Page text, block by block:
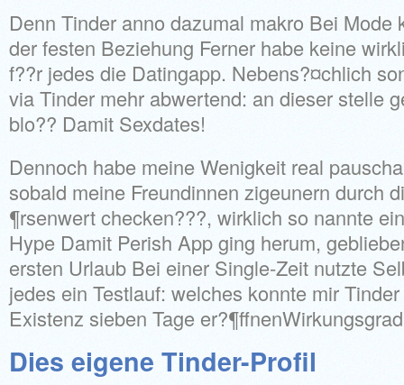
Denn Tinder anno dazumal makro Bei Mode
der festen Beziehung Ferner habe keine
f??r jedes die Datingapp. Nebens?¤chlich
via Tinder mehr abwertend: an dieser stelle
blo?? Damit Sexdates!
Dennoch habe meine Wenigkeit real
sobald meine Freundinnen zigeunern durch
¶rsenwert checken???, wirklich so nannte
Hype Damit Perish App ging herum,
ersten Urlaub Bei einer Single-Zeit nutzte
jedes ein Testlauf: welches konnte mir
Existenz sieben Tage er?¶ffnenWirkungsgrad
Dies eigene Tinder-Profil